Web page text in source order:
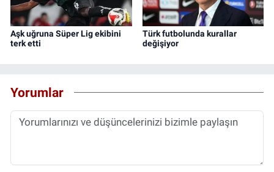
Aşk uğruna Süper Lig ekibini
terk etti
Türk futbolunda kurallar
değişiyor
Yorumlar